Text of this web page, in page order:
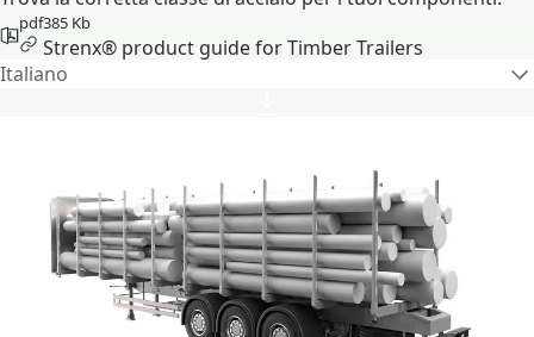
pdf385 Kb
Strenx® product guide for Timber Trailers
Italiano